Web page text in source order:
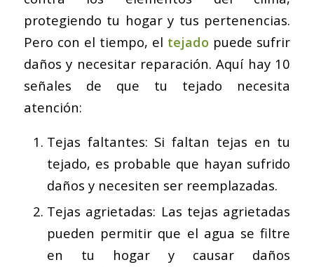
protegiendo tu hogar y tus pertenencias.
Pero con el tiempo, el tejado puede sufrir
daños y necesitar reparación. Aquí hay 10
señales de que tu tejado necesita
atención:
Tejas faltantes: Si faltan tejas en tu
tejado, es probable que hayan sufrido
daños y necesiten ser reemplazadas.
Tejas agrietadas: Las tejas agrietadas
pueden permitir que el agua se filtre
en tu hogar y causar daños